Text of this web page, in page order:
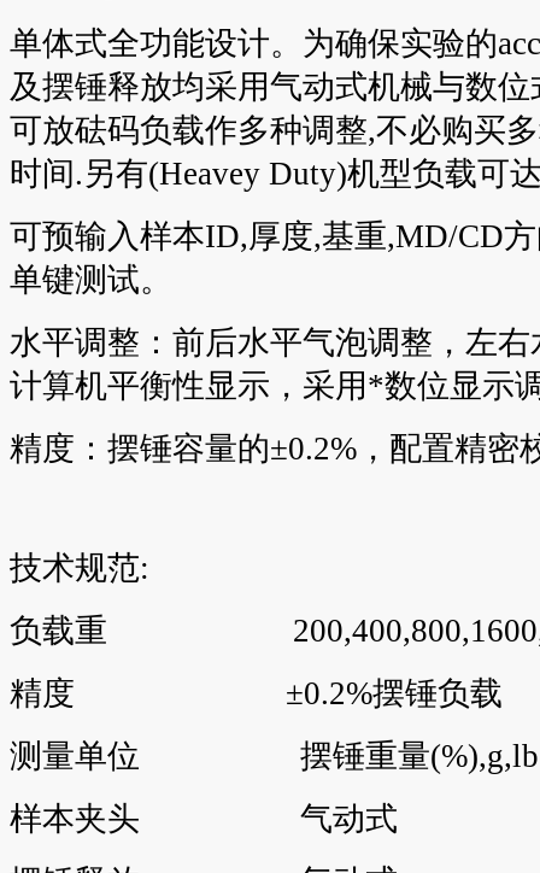
单体式全功能设计。为确保实验的
及摆锤释放均采用气动式机械与数位
可放砝码负载作多种调整,不必购买
时间.另有(Heavey Duty)机型负载可
可预输入样本ID,厚度,基重,MD/CD
单键测试。
水平调整：前后水平气泡调整，左
计算机平衡性显示，采用*数位显示
精度：摆锤容量的±0.2%，配置精密
技术规范:
负载重
精度 ±0.2%摆锤负载
测量单位 摆锤重量
样本夹头 气动式